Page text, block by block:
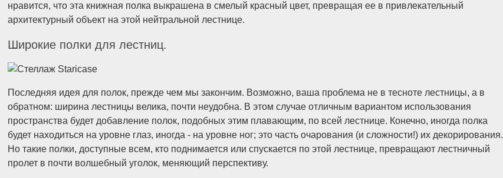
нравится, что эта книжная полка выкрашена в смелый красный цвет, превращая ее в привлекательный
архитектурный объект на этой нейтральной лестнице.
Широкие полки для лестниц.
Последняя идея для полок, прежде чем мы закончим. Возможно, ваша проблема не в тесноте лестницы, а в
обратном: ширина лестницы велика, почти неудобна. В этом случае отличным вариантом использования
пространства будет добавление полок, подобных этим плавающим, по всей лестнице. Конечно, иногда полка
будет находиться на уровне глаз, иногда - на уровне ног; это часть очарования (и сложности!) их декорирования.
Но такие полки, доступные всем, кто поднимается или спускается по этой лестнице, превращают лестничный
пролет в почти волшебный уголок, меняющий перспективу.